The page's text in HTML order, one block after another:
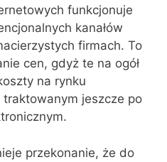
funkcjonuje
kanałów
firmach. To
cen, gdyż te na ogół
na rynku
jeszcze po
przekonanie, że do